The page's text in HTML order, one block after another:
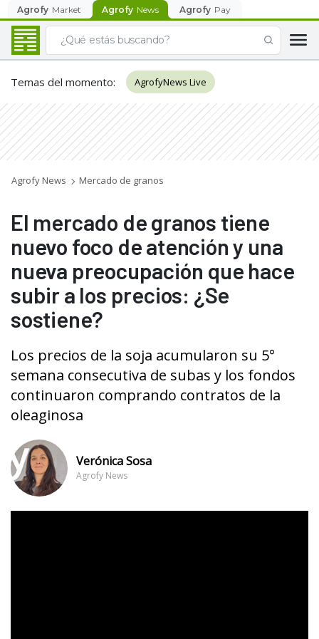
Agrofy Market Agrofy News Agrofy Pay
Temas del momento: AgrofyNews Live
Agrofy News Mercado de granos
El mercado de granos tiene
nuevo foco de atención y una
nueva preocupación que hace
subir a los precios: ¿Se
sostiene?
Los precios de la soja acumularon su 5°
semana consecutiva de subas y los fondos
continuaron comprando contratos de la
oleaginosa
Verónica Sosa
Agrofy News